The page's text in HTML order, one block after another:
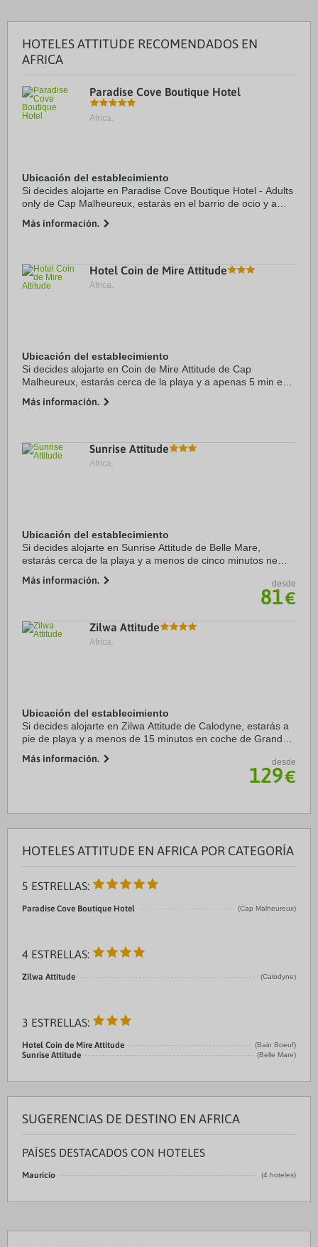
HOTELES ATTITUDE RECOMENDADOS EN
AFRICA
Paradise Cove Boutique Hotel
Africa.
Ubicación del establecimiento
Si decides alojarte en Paradise Cove Boutique Hotel - Adults
only de Cap Malheureux, estarás en el barrio de ocio y a
Grand Bay Beach. Además, este ...
Más información.
Hotel Coin de Mire Attitude
Africa.
Ubicación del establecimiento
Si decides alojarte en Coin de Mire Attitude de Cap
Malheureux, estarás cerca de la playa y a apenas 5 min en
Además, este hotel para familias se ...
Más información.
Sunrise Attitude
Africa.
Ubicación del establecimiento
Si decides alojarte en Sunrise Attitude de Belle Mare,
estarás cerca de la playa y a menos de cinco minutos ne
Además, este hotel con spa se encuentra ...
Más información. desde
81€
Zilwa Attitude
Africa.
Ubicación del establecimiento
Si decides alojarte en Zilwa Attitude de Calodyne, estarás a
pie de playa y a menos de 15 minutos en coche de Grand
playa se encuentra a 12,4 km de ...
Más información. desde
129€
HOTELES ATTITUDE EN AFRICA POR CATEGORÍA
5 ESTRELLAS:
Paradise Cove Boutique Hotel (Cap Malheureux)
4 ESTRELLAS:
Zilwa Attitude (Calodyne)
3 ESTRELLAS:
Hotel Coin de Mire Attitude (Bain Boeuf)
Sunrise Attitude (Belle Mare)
SUGERENCIAS DE DESTINO EN AFRICA
PAÍSES DESTACADOS CON HOTELES
Mauricio (4 hoteles)